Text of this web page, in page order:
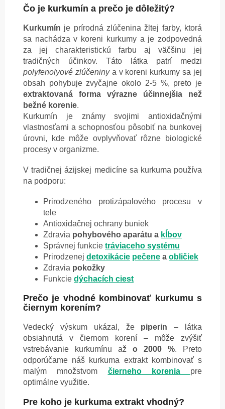
Čo je kurkumín a prečo je dôležitý?
Kurkumín je prírodná zlúčenina žltej farby, ktorá
sa nachádza v koreni kurkumy a je zodpovedná
za jej charakteristickú farbu aj väčšinu jej
tradičných účinkov. Táto látka patrí medzi
polyfenolyové zlúčeninya v koreni kurkumy sa jej
obsah pohybuje zvyčajne okolo 2-5 %, preto je
extraktovaná forma výrazne účinnejšia než
bežné korenie.
Kurkumín je známy svojimi antioxidačnými
vlastnosťami a schopnosťou pôsobiť na bunkovej
úrovni, kde môže ovplyvňovať rôzne biologické
procesy v organizme.
V tradičnej ázijskej medicíne sa kurkuma používa
na podporu:
Prirodzeného protizápalového procesu v
tele
Antioxidačnej ochrany buniek
Zdravia pohybového aparátu a kĺbov
Správnej funkcie tráviaceho systému
Prirodzenej detoxikácie pečene a obličiek
Zdravia pokožky
Funkcie dýchacích ciest
Prečo je vhodné kombinovať kurkumu s
čiernym korením?
Vedecký výskum ukázal, že piperin – látka
obsiahnutá v čiernom korení – môže zvýšiť
vstrebávanie kurkumínu až o 2000 %. Preto
odporúčame náš kurkuma extrakt kombinovať s
malým množstvom čierneho korenia
pre
optimálne využitie.
Pre koho je kurkuma extrakt vhodný?